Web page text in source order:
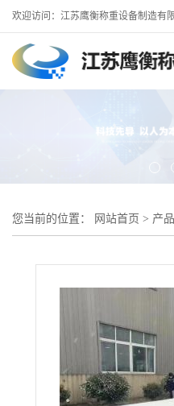
欢迎访问：江苏鹰衡称重设备制造有
您当前的位置： 网站首页 > 产